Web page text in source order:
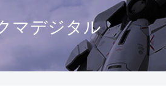
マデジタル